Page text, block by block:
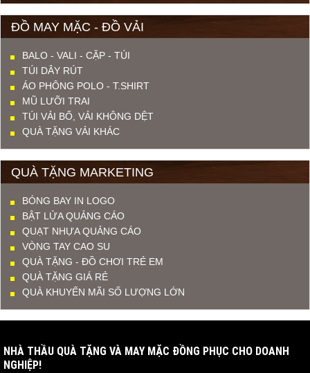
ĐỒ MAY MẶC - ĐỒ VẢI
BALO - VALI - CẶP - TÚI
TÚI DÂY RÚT
ÁO PHÔNG POLO - T.SHIRT
MŨ LƯỠI TRAI
TÚI VẢI BỐ, VẢI KHÔNG DỆT
QUÀ TẶNG VẢI KHÁC
QUÀ TẶNG MARKETING
BÓNG BAY IN LOGO
BẬT LỬA QUẢNG CÁO
QUẠT NHỰA QUẢNG CÁO
VÒNG TAY CAO SU
QUÀ TẶNG - ĐỒ CHƠI TRẺ EM
QUÀ TẶNG GIÁ RẺ
QUÀ KHUYẾN MÃI SỐ LƯỢNG LỚN
NHÀ THẦU QUÀ TẶNG VÀ MAY MẶC ĐỒNG PHỤC CHO DOANH
NGHIỆP!